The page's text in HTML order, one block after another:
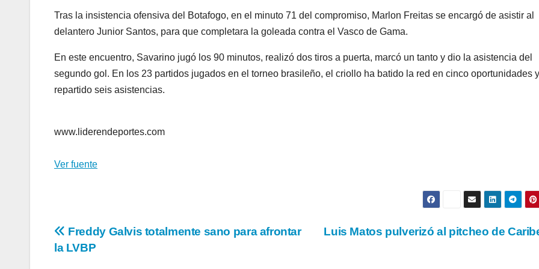
Tras la insistencia ofensiva del Botafogo, en el minuto 71 del compromiso, Marlon Freitas se encargó de asistir al
delantero Junior Santos, para que completara la goleada contra el Vasco de Gama.
En este encuentro, Savarino jugó los 90 minutos, realizó dos tiros a puerta, marcó un tanto y dio la asistencia del
segundo gol. En los 23 partidos jugados en el torneo brasileño, el criollo ha batido la red en cinco oportunidades
repartido seis asistencias.
www.liderendeportes.com
Ver fuente
Navegación
Luis Matos pulverizó al pitcheo de
Freddy Galvis totalmente sano para afrontar
la LVBP